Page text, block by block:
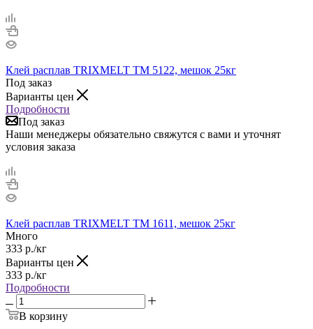
Клей расплав TRIXMELT TM 5122, мешок 25кг
Под заказ
Варианты цен
Подробности
Под заказ
Наши менеджеры обязательно свяжутся с вами и уточнят
условия заказа
Клей расплав TRIXMELT TM 1611, мешок 25кг
Много
333 р./кг
Варианты цен
333 р./кг
Подробности
В корзину